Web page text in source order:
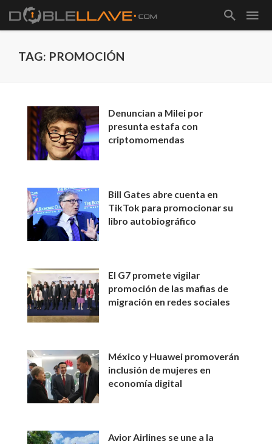
TAG: PROMOCIÓN
Denuncian a Milei por
presunta estafa con
criptomomendas
Bill Gates abre cuenta en
TikTok para promocionar su
libro autobiográfico
El G7 promete vigilar
promoción de las mafias de
migración en redes sociales
México y Huawei promoverán
inclusión de mujeres en
economía digital
Avior Airlines se une a la